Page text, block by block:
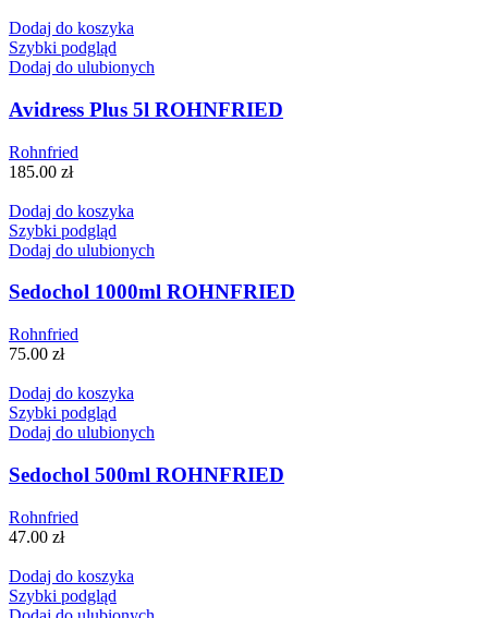
Dodaj do koszyka
Szybki podgląd
Dodaj do ulubionych
Avidress Plus 5l ROHNFRIED
Rohnfried
185.00 zł
Dodaj do koszyka
Szybki podgląd
Dodaj do ulubionych
Sedochol 1000ml ROHNFRIED
Rohnfried
75.00 zł
Dodaj do koszyka
Szybki podgląd
Dodaj do ulubionych
Sedochol 500ml ROHNFRIED
Rohnfried
47.00 zł
Dodaj do koszyka
Szybki podgląd